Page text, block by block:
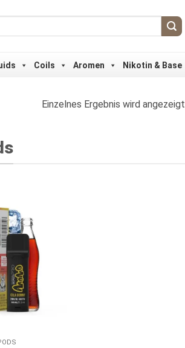
Coils Aromen Nikotin & Base
Einzelnes Ergebnis wird angezeigt